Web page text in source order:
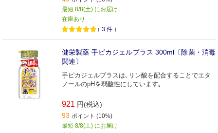
最短 8/8(土) にお届け
在庫あり
（ 3 件 ）
健栄製薬 手ピカジェルプラス 300ml〔除菌・消毒
関連〕
手ピカジェルプラスは､リン酸を配合することでエタ
ノールのpHを弱酸性にしています｡
921 円(税込)
93 ポイント (10%)
最短 8/8(土) にお届け